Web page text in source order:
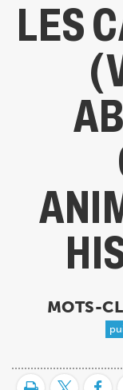
LES
MOTS-